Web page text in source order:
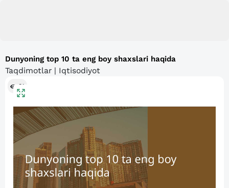
Dunyoning top 10 ta eng boy shaxslari haqida
Taqdimotlar | Iqtisodiyot
81